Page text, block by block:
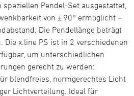
Pendel-Set ausgestattet,
von ± 90° ermöglicht –
Die Pendellänge beträgt
Die x.line PS ist in 2 verschiedenen
um unterschiedlichen
gerecht zu werden:
blendfreies, normgerechtes Licht
Lichtverteilung. Ideal für